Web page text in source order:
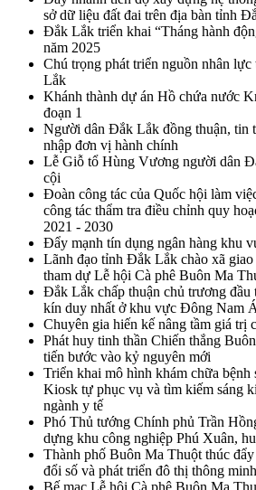
sở dữ liệu đất đai trên địa bàn tỉnh
Đắk Lắk triển khai “Tháng hành
năm 2025
Chú trọng phát triển nguồn nhân
Lắk
Khánh thành dự án Hồ chứa nước
đoạn 1
Người dân Đắk Lắk đồng thuận, tin
nhập đơn vị hành chính
Lễ Giỗ tổ Hùng Vương người dân
cội
Đoàn công tác của Quốc hội làm
công tác thẩm tra điều chỉnh quy
2021 - 2030
Đẩy mạnh tín dụng ngân hàng khu
Lãnh đạo tỉnh Đắk Lắk chào xã giao
tham dự Lễ hội Cà phê Buôn Ma
Đắk Lắk chấp thuận chủ trương đầu
kín duy nhất ở khu vực Đông Nam Á
Chuyên gia hiến kế nâng tầm giá trị
Phát huy tinh thần Chiến thắng
tiến bước vào kỷ nguyên mới
Triển khai mô hình khám chữa bệnh
Kiosk tự phục vụ và tìm kiếm sáng
ngành y tế
Phó Thủ tướng Chính phủ Trần
dựng khu công nghiệp Phú Xuân,
Thành phố Buôn Ma Thuột thúc
đổi số và phát triển đô thị thông